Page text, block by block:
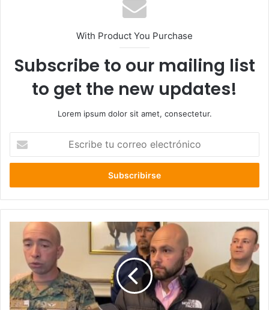
With Product You Purchase
Subscribe to our mailing list
to get the new updates!
Lorem ipsum dolor sit amet, consectetur.
correo
Comandante
Ejército
Ignacio
Alvarado,
llama
a